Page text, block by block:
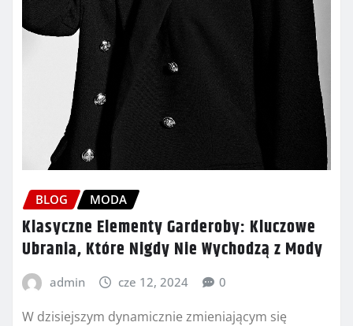
BLOG MODA
Klasyczne Elementy Garderoby: Kluczowe
Ubrania, Które Nigdy Nie Wychodzą z Mody
admin cze 12, 2024 0
W dzisiejszym dynamicznie zmieniającym się